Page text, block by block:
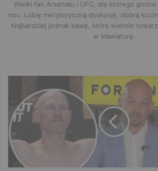
Wielki fan Arsenalu i UFC, dla którego
noc. Lubię merytoryczną dyskusję, dobrą
Najbardziej jednak kawę, która wiernie
w klawiaturę.